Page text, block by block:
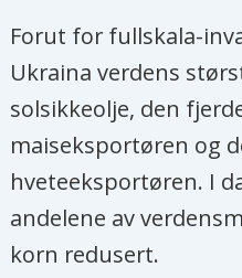
Forut for fullskala-
Ukraina verdens
solsikkeolje, den
maiseksportøren og
hveteeksportøren. I
andelene av
korn redusert.